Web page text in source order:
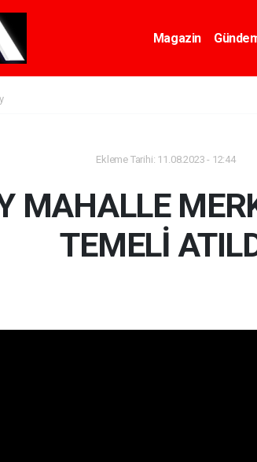
Magazin
Ekleme Tarihi: 11.08.2023 - 12:44
MAHALLE
TEMELİ